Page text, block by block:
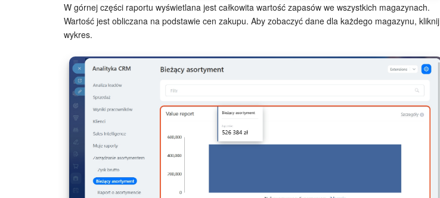
W górnej części raportu wyświetlana jest całkowita wartość zapasów we wszystkich magazynach.
Wartość jest obliczana na podstawie cen zakupu. Aby zobaczyć dane dla każdego magazynu, kliknij
wykres.